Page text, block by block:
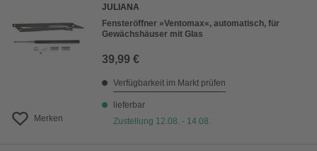
Merken
JULIANA
Fensteröffner »Ventomax«, automatisch, für
Gewächshäuser mit Glas
39,99 €
Verfügbarkeit im Markt prüfen
lieferbar
Zustellung 12.08. - 14.08.